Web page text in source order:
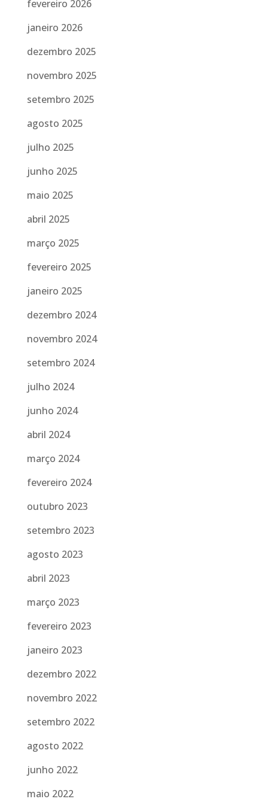
fevereiro 2026
janeiro 2026
dezembro 2025
novembro 2025
setembro 2025
agosto 2025
julho 2025
junho 2025
maio 2025
abril 2025
março 2025
fevereiro 2025
janeiro 2025
dezembro 2024
novembro 2024
setembro 2024
julho 2024
junho 2024
abril 2024
março 2024
fevereiro 2024
outubro 2023
setembro 2023
agosto 2023
abril 2023
março 2023
fevereiro 2023
janeiro 2023
dezembro 2022
novembro 2022
setembro 2022
agosto 2022
junho 2022
maio 2022